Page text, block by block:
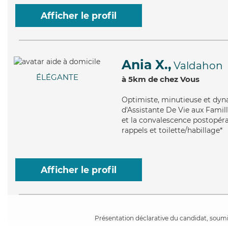
Afficher le profil
ÉLÉGANTE
Ania X., Valdahon
à 5km de chez Vous
Optimiste, minutieuse et
d'Assistante De Vie aux
et la convalescence
rappels et toilette/habillage*
Afficher le profil
Présentation déclarative du candidat,